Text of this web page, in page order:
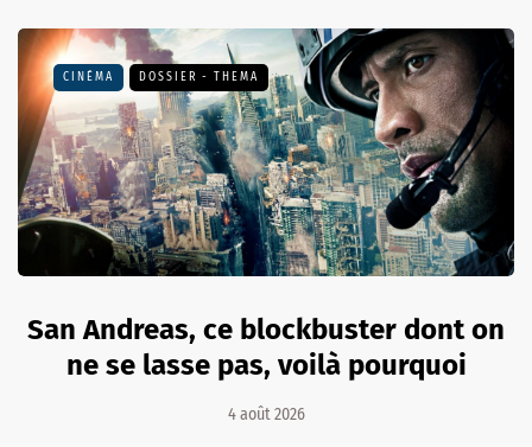
CINÉMA DOSSIER - THEMA
San Andreas, ce blockbuster dont on
ne se lasse pas, voilà pourquoi
4 août 2026